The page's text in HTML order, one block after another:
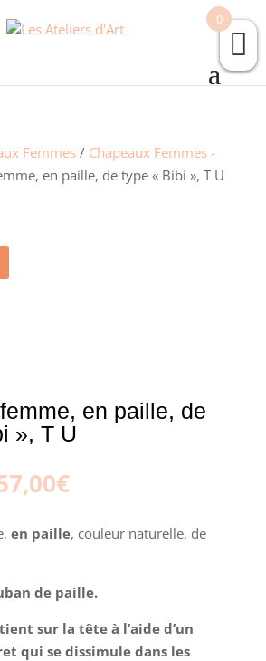
Femmes/ Chapeaux Femmes -
en paille, de type « Bibi », T U
en paille, de
», T U
prix
était :
€Le
actuel
est :
en paille, couleur naturelle, de
de paille.
sur la tête à l’aide d’un
qui se dissimule dans les
0